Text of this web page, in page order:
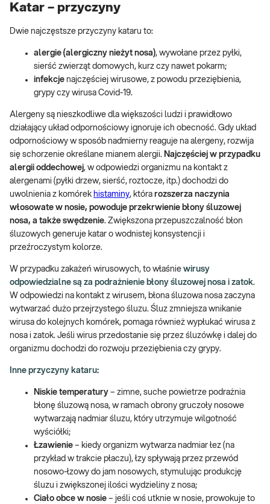
Katar – przyczyny
Dwie najczęstsze przyczyny kataru to:
alergie (alergiczny nieżyt nosa), wywołane przez pyłki,
sierść zwierząt domowych, kurz czy nawet pokarm;
infekcje najczęściej wirusowe, z powodu przeziębienia,
grypy czy wirusa Covid-19.
Alergeny są nieszkodliwe dla większości ludzi i prawidłowo
działający układ odpornościowy ignoruje ich obecność. Gdy układ
odpornościowy w sposób nadmierny reaguje na alergeny, rozwija
się schorzenie określane mianem alergii. Najczęściej w przypadku
alergii oddechowej, w odpowiedzi organizmu na kontakt z
alergenami (pyłki drzew, sierść, roztocze, itp.) dochodzi do
uwolnienia z komórek histaminy, która rozszerza naczynia
włosowate w nosie, powoduje przekrwienie błony śluzowej
nosa, a także swędzenie. Zwiększona przepuszczalność błon
śluzowych generuje katar o wodnistej konsystencji i
przeźroczystym kolorze.
W przypadku zakażeń wirusowych, to właśnie wirusy
odpowiedzialne są za podrażnienie błony śluzowej nosa i zatok.
W odpowiedzi na kontakt z wirusem, błona śluzowa nosa zaczyna
wytwarzać dużo przejrzystego śluzu. Śluz zmniejsza wnikanie
wirusa do kolejnych komórek, pomaga również wypłukać wirusa z
nosa i zatok. Jeśli wirus przedostanie się przez śluzówkę i dalej do
organizmu dochodzi do rozwoju przeziębienia czy grypy.
Inne przyczyny kataru:
Niskie temperatury – zimne, suche powietrze podrażnia
błonę śluzową nosa, w ramach obrony gruczoły nosowe
wytwarzają nadmiar śluzu, który utrzymuje wilgotność
wyściółki;
Łzawienie – kiedy organizm wytwarza nadmiar łez (na
przykład w trakcie płaczu), łzy spływają przez przewód
nosowo-łzowy do jam nosowych, stymulując produkcję
śluzu i zwiększonej ilości wydzieliny z nosa;
Ciało obce w nosie – jeśli coś utknie w nosie, prowokuje to